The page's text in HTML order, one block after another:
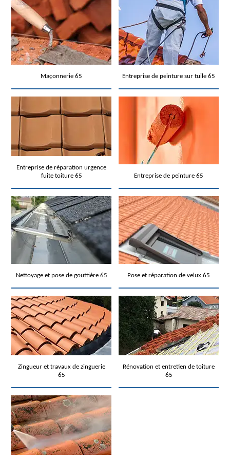
Maçonnerie 65 Entreprise de peinture sur tuile 65
Entreprise de réparation urgence
fuite toiture 65
Entreprise de peinture 65
Nettoyage et pose de gouttière 65 Pose et réparation de velux 65
Zingueur et travaux de zinguerie
65
Rénovation et entretien de toiture
65